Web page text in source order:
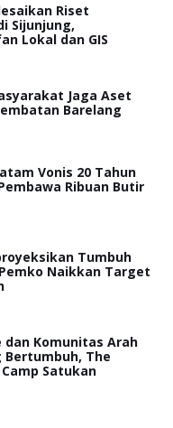
Riset
Sijunjung,
Lokal dan GIS
Jaga Aset
Barelang
Vonis 20 Tahun
Ribuan Butir
Tumbuh
Naikkan Target
Komunitas Arah
Bertumbuh, The
Satukan